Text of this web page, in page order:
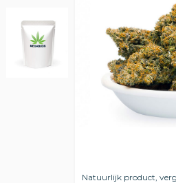
Natuurlijk product,